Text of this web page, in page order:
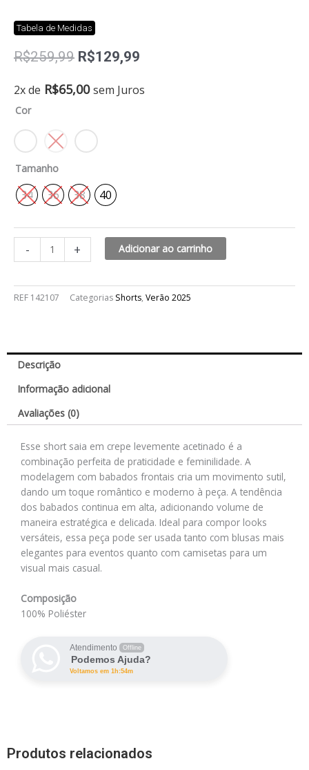
Tabela de Medidas
R$259,99 O
original
R$129,99
atual
2x de R$65,00 sem Juros
Cor
Tamanho
34 36 38 40
-
Short
thea
quantidade
+ Adicionar ao carrinho
REF 142107 Categorias Shorts, Verão 2025
Descrição
Informação adicional
Avaliações (0)
Esse short saia em crepe levemente acetinado é a
combinação perfeita de praticidade e feminilidade. A
modelagem com babados frontais cria um movimento sutil,
dando um toque romântico e moderno à peça. A tendência
dos babados continua em alta, adicionando volume de
maneira estratégica e delicada. Ideal para compor looks
versáteis, essa peça pode ser usada tanto com blusas mais
elegantes para eventos quanto com camisetas para um
visual mais casual.
Composição
100% Poliéster
Atendimento Offline
Podemos Ajuda?
Voltamos em 1h:54m
Produtos relacionados